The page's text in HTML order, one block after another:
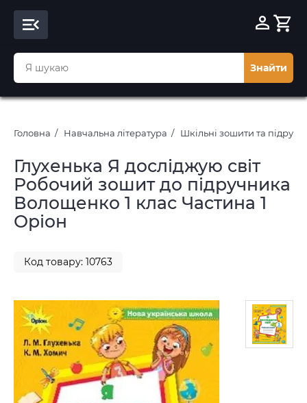
Знайти
Головна Навчальна література Шкільні зошити та
Глухенька Я досліджую світ
Робочий зошит до підручника
Волощенко 1 клас Частина 1
Оріон
Код товару: 10763